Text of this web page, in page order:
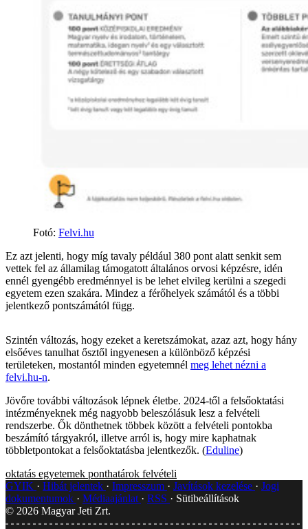
Fotó: Felvi.hu
Ez azt jelenti, hogy míg tavaly például 380 pont alatt senkit sem
vettek fel az államilag támogatott általános orvosi képzésre, idén
ennél gyengébb eredménnyel is be lehet elvileg kerülni a szegedi
egyetem ezen szakára. Mindez a férőhelyek számától és a többi
jelentkező pontszámától függ.
Szintén változás, hogy ezeket a keretszámokat, azaz azt, hogy hány
elsőéves tanulhat ősztől ingyenesen a különböző képzési
területeken, mostantól minden egyetemnél meg lehet nézni a
felvi.hu-n.
Jövőre további változások lépnek életbe. 2024-től a felsőoktatási
intézményeknek még nagyobb beleszólásuk lesz a felvételi
rendszerbe. Ők dönthetnek többek között a felvételi pontokba
beszámító tárgyakról, illetve arról is, hogy mire kaphatnak
többletpontokat a felsőoktatásba jelentkezők. (Eduline)
oktatás egyetemek ponthatárok felvételi
GYIK
Hibát jelentek Impresszum Javítások kezelése
Jogi
dokumentumok
Médiaajánlat RSS
Sütibeállítások
© 2026 Magyar Jeti Zrt.